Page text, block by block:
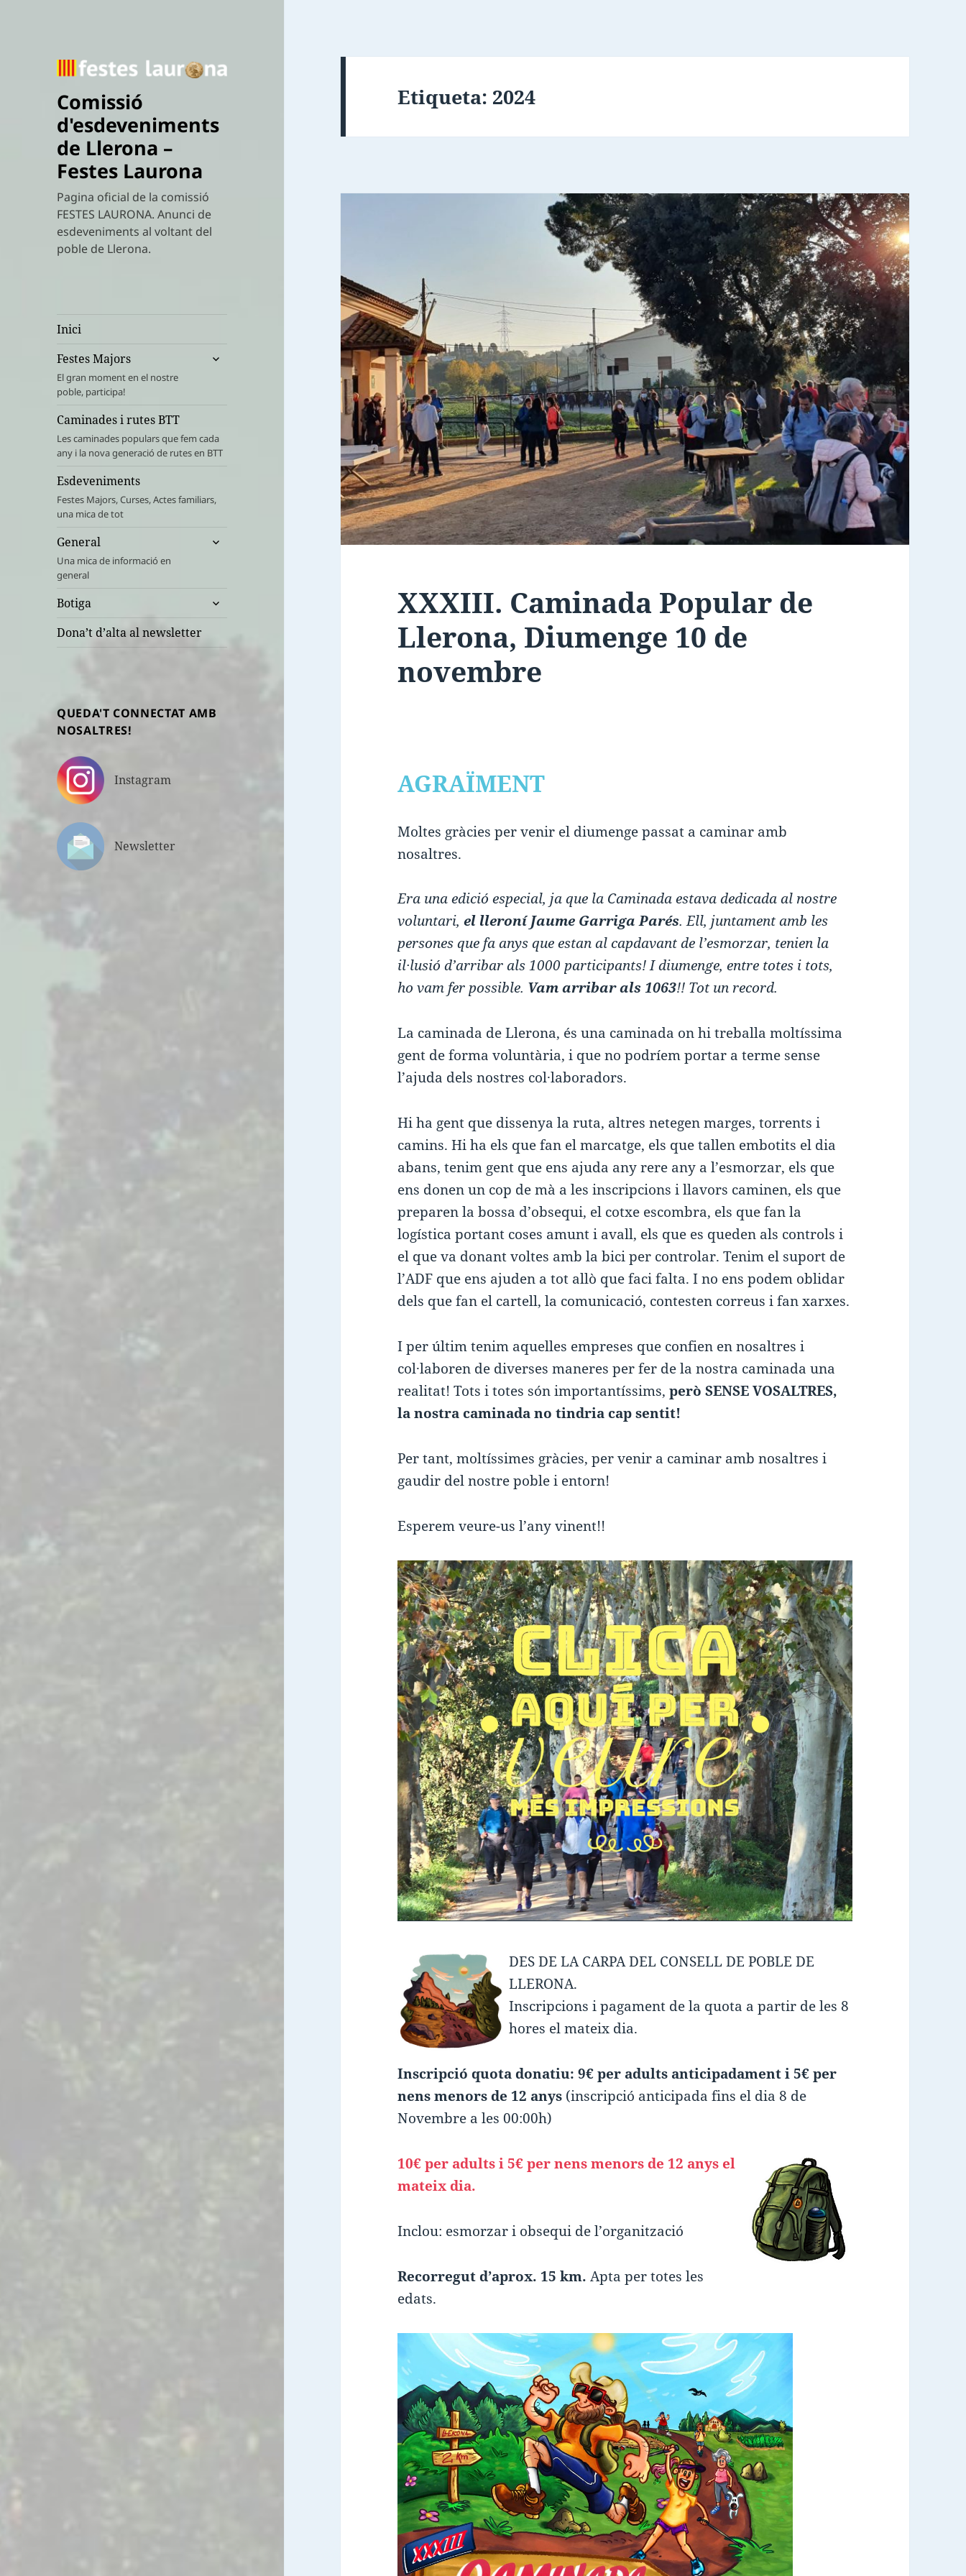
Comissió
d'esdeveniments
de Llerona –
Festes Laurona
Pagina oficial de la comissió
FESTES LAURONA. Anunci de
esdeveniments al voltant del
poble de Llerona.
Inici
Festes Majors
El gran moment en el nostre
poble, participa!
amplia
Caminades i rutes BTT
Les caminades populars que fem cada
any i la nova generació de rutes en BTT
Esdeveniments
Festes Majors, Curses, Actes familiars,
una mica de tot
General
Una mica de informació en
general
amplia
Botiga
amplia
fill
Dona’t d’alta al newsletter
QUEDA'T CONNECTAT AMB
NOSALTRES!
Instagram
Newsletter
Etiqueta: 2024
XXXIII. Caminada Popular de
Llerona, Diumenge 10 de
novembre
AGRAÏMENT
Moltes gràcies per venir el diumenge passat a caminar amb
nosaltres.
Era una edició especial, ja que la Caminada estava dedicada al nostre
voluntari,el lleroní Jaume Garriga Parés. Ell, juntament amb les
persones que fa anys que estan al capdavant de l’esmorzar, tenien la
il·lusió d’arribar als 1000 participants! I diumenge, entre totes i tots,
ho vam fer possible. Vam arribar als 1063!! Tot un record.
La caminada de Llerona, és una caminada on hi treballa moltíssima
gent de forma voluntària, i que no podríem portar a terme sense
l’ajuda dels nostres col·laboradors.
Hi ha gent que dissenya la ruta, altres netegen marges, torrents i
camins. Hi ha els que fan el marcatge, els que tallen embotits el dia
abans, tenim gent que ens ajuda any rere any a l’esmorzar, els que
ens donen un cop de mà a les inscripcions i llavors caminen, els que
preparen la bossa d’obsequi, el cotxe escombra, els que fan la
logística portant coses amunt i avall, els que es queden als controls i
el que va donant voltes amb la bici per controlar. Tenim el suport de
l’ADF que ens ajuden a tot allò que faci falta. I no ens podem oblidar
dels que fan el cartell, la comunicació, contesten correus i fan xarxes.
I per últim tenim aquelles empreses que confien en nosaltres i
col·laboren de diverses maneres per fer de la nostra caminada una
realitat! Tots i totes són importantíssims,però SENSE VOSALTRES,
la nostra caminada no tindria cap sentit!
Per tant, moltíssimes gràcies, per venir a caminar amb nosaltres i
gaudir del nostre poble i entorn!
Esperem veure-us l’any vinent!!
DES DE LA CARPA DEL CONSELL DE POBLE DE
LLERONA.
Inscripcions i pagament de la quota a partir de les 8
hores el mateix dia.
Inscripció quota donatiu: 9€ per adults anticipadament i 5€ per
nens menors de 12 anys (inscripció anticipada fins el dia 8 de
Novembre a les 00:00h)
10€ per adults i 5€ per nens menors de 12 anys el
mateix dia.
Inclou: esmorzar i obsequi de l’organització
Recorregut d’aprox. 15 km. Apta per totes les
edats.